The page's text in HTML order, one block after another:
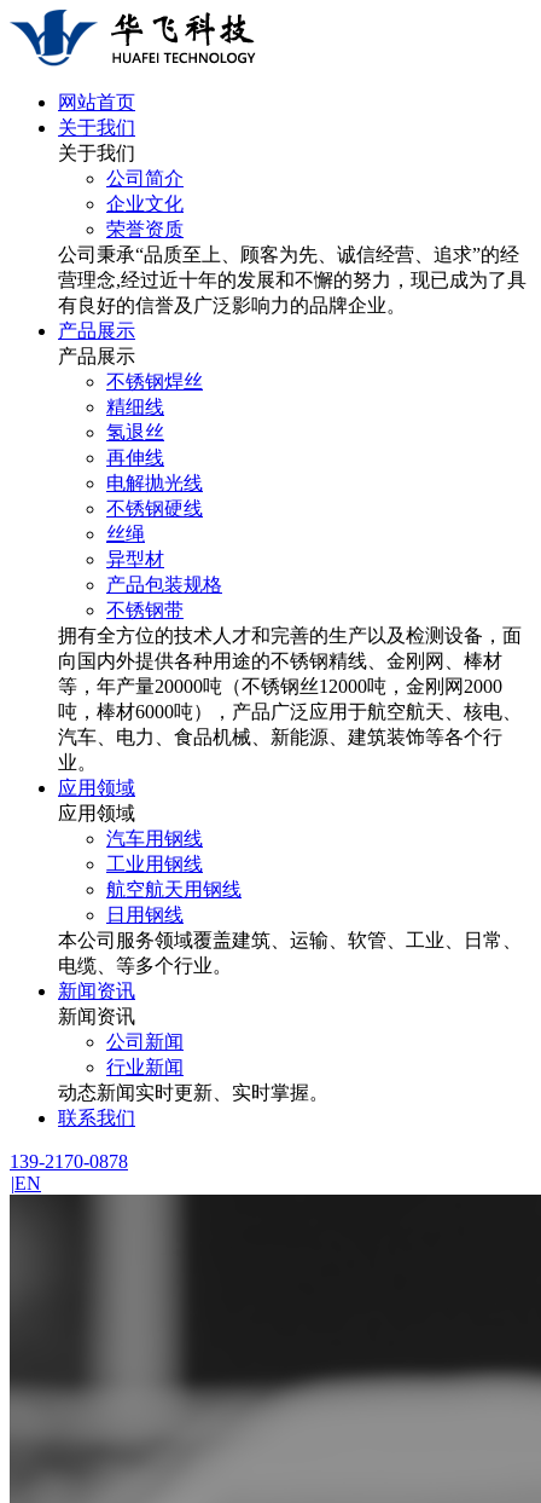
网站首页
关于我们
关于我们
公司简介
企业文化
荣誉资质
公司秉承“品质至上、顾客为先、诚信经营、追求”的经
营理念,经过近十年的发展和不懈的努力，现已成为了具
有良好的信誉及广泛影响力的品牌企业。
产品展示
产品展示
不锈钢焊丝
精细线
氢退丝
再伸线
电解抛光线
不锈钢硬线
丝绳
异型材
产品包装规格
不锈钢带
拥有全方位的技术人才和完善的生产以及检测设备，面
向国内外提供各种用途的不锈钢精线、金刚网、棒材
等，年产量20000吨（不锈钢丝12000吨，金刚网2000
吨，棒材6000吨），产品广泛应用于航空航天、核电、
汽车、电力、食品机械、新能源、建筑装饰等各个行
业。
应用领域
应用领域
汽车用钢线
工业用钢线
航空航天用钢线
日用钢线
本公司服务领域覆盖建筑、运输、软管、工业、日常、
电缆、等多个行业。
新闻资讯
新闻资讯
公司新闻
行业新闻
动态新闻实时更新、实时掌握。
联系我们
139-2170-0878
|EN